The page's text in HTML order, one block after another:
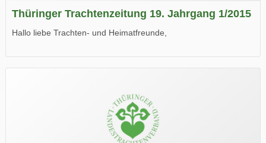
Thüringer Trachtenzeitung 19. Jahrgang 1/2015
Hallo liebe Trachten- und Heimatfreunde,
Wir wünschen Euch viel Spaß beim Lesen.